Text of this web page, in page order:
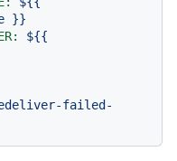
}}
${{
failed-